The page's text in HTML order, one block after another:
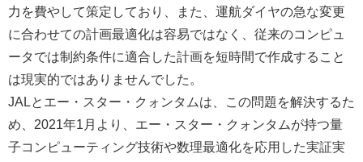
力を費やして策定しており、また、運航ダイヤの急な変更
に合わせての計画最適化は容易ではなく、従来のコンピュ
ータでは制約条件に適合した計画を短時間で作成すること
は現実的ではありませんでした。
JALとエー・スター・クォンタムは、この問題を解決するた
め、2021年1月より、エー・スター・クォンタムが持つ量
子コンピューティング技術や数理最適化を応用した実証実